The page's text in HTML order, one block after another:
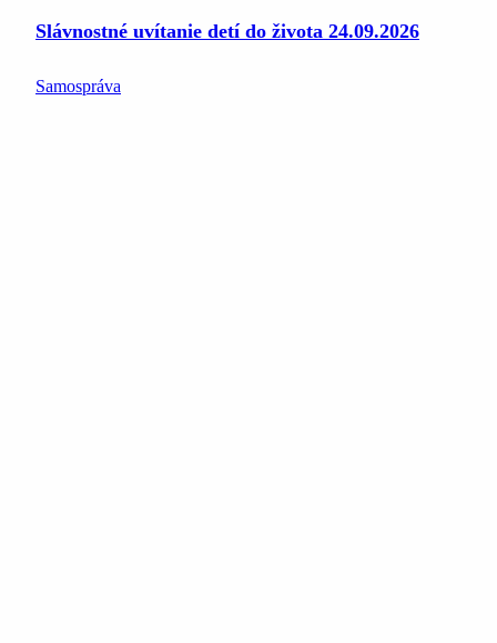
Slávnostné uvítanie detí do života 24.09.2026
Samospráva